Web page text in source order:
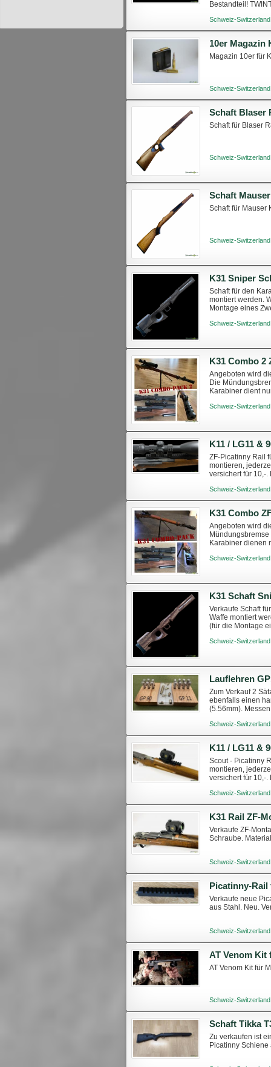
Bestandteil!
Schweiz-
10er Magazin
Magazin 10er für
Schweiz-
Schaft Blaser
Schaft für Blaser
Schweiz-
Schaft
Schaft für Mauser
Schweiz-
K31 Sniper
Schaft für den
montiert werden.
Montage eines
Schweiz-
K31 Combo 2
Angeboten wird
Die
Karabiner dient
Schweiz-
K11 / LG11 &
ZF-Picatinny Rail
montieren,
versichert für 10,-
Schweiz-
K31 Combo
Angeboten wird
Karabiner dienen
Schweiz-
K31 Schaft
Verkaufe Schaft
Waffe montiert
(für die Montage
Schweiz-
Lauflehren
Zum Verkauf 2
ebenfalls einen
(5.56mm).
Schweiz-
K11 / LG11 &
Scout - Picatinny
montieren,
versichert für 10,-
Schweiz-
K31 Rail ZF-
Verkaufe ZF-
Schraube.
Schweiz-
Verkaufe neue
aus Stahl. Neu.
Schweiz-
AT Venom Kit für
Schweiz-
Schaft Tikka
Zu verkaufen ist
Picatinny Schiene